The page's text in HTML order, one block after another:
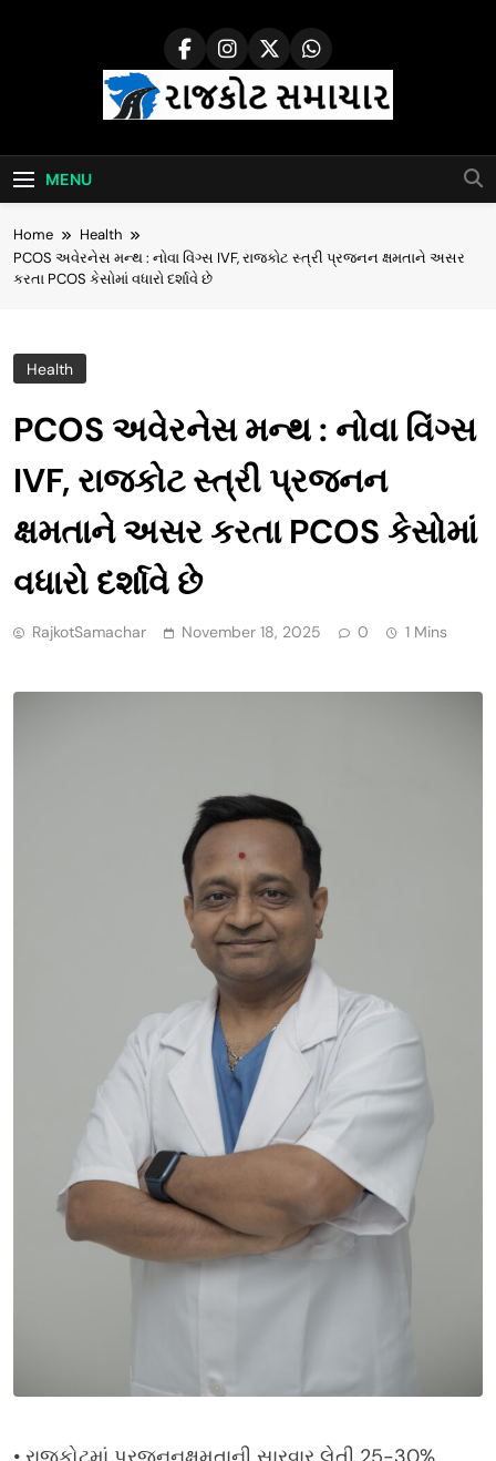
Rajkot Samachar
MENU
Home
Health
PCOS અવેરનેસ મન્થ : નોવા વિંગ્સ IVF, રાજકોટ સ્ત્રી પ્રજનન ક્ષમતાને અસર
કરતા PCOS કેસોમાં વધારો દર્શાવે છે
Health
PCOS અવેરનેસ મન્થ : નોવા વિંગ્સ
IVF, રાજકોટ સ્ત્રી પ્રજનન
ક્ષમતાને અસર કરતા PCOS કેસોમાં
વધારો દર્શાવે છે
RajkotSamachar November 18, 2025 0 1 Mins